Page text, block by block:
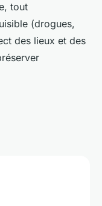
tout
(drogues,
des lieux et des